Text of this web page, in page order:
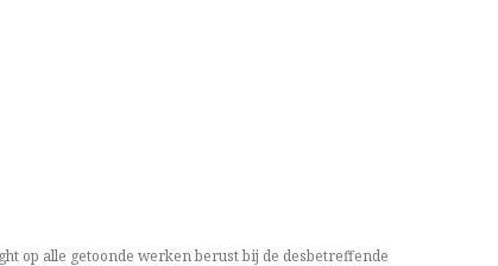
op alle getoonde werken berust bij de desbetreffende